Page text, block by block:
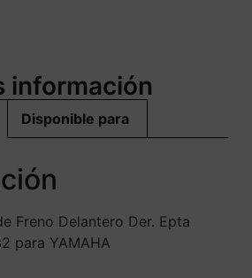
información
Disponible para
Freno Delantero Der. Epta
para YAMAHA